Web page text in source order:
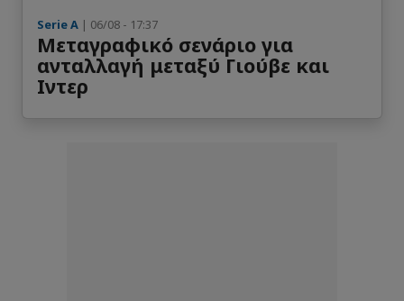
Serie A | 06/08 - 17:37
Μεταγραφικό σενάριο για
ανταλλαγή μεταξύ Γιούβε και
Ιντερ